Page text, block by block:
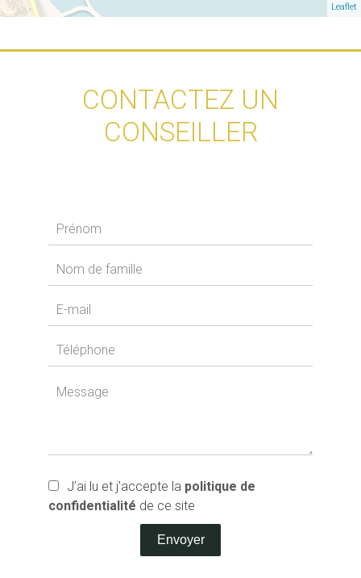
Leaflet
CONTACTEZ UN
CONSEILLER
J’ai lu et j'accepte la politique de
confidentialité de ce site
Envoyer